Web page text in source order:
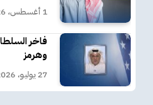
1 أغسطس، 2026
فاخر
وهرمز
27 يوليو، 2026